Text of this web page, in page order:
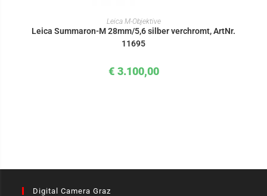
IN DEN WARENKORB
Leica M-Objektive
Leica Summaron-M 28mm/5,6 silber verchromt, ArtNr.
11695
€ 3.100,00
Digital Camera Graz